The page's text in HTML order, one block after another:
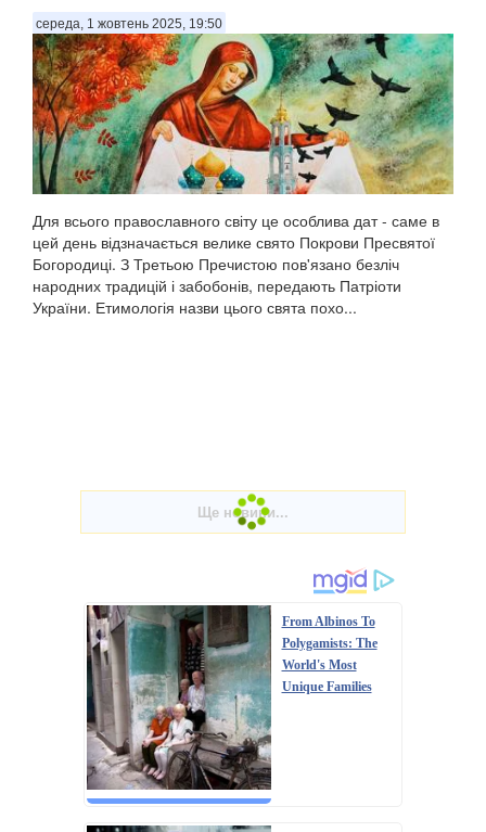
середа, 1 жовтень 2025, 19:50
Для всього православного світу це особлива дат - саме в
цей день відзначається велике свято Покрови Пресвятої
Богородиці. З Третьою Пречистою пов'язано безліч
народних традицій і забобонів, передають Патріоти
України. Етимологія назви цього свята похо...
From Albinos To
Polygamists: The
World's Most
Unique Families